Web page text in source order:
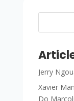
Jerry
Xavier
Do